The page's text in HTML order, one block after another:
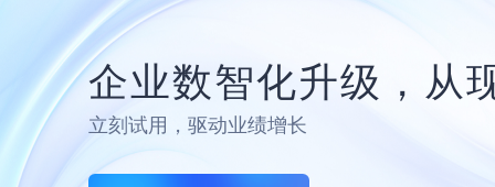
企业数智化升级，从
立刻试用，驱动业绩增长